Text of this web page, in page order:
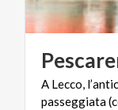
A Lecco,
passeggiata